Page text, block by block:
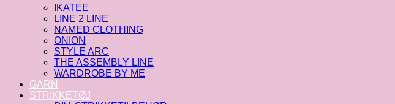
IKATEE
LINE 2 LINE
NAMED CLOTHING
ONION
STYLE ARC
THE ASSEMBLY LINE
WARDROBE BY ME
GARN
STRIKKETØJ